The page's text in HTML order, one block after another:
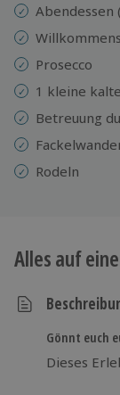
Abendessen
Prosecco
1 kleine
Betreuung
Rodeln
Alles auf
Gönnt euch
Dieses